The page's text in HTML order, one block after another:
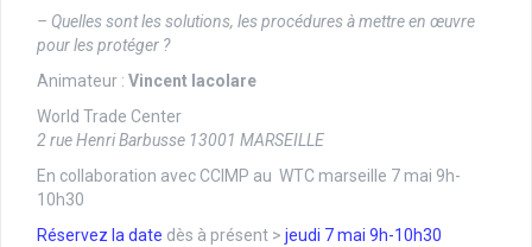
– Quelles sont les solutions, les procédures à mettre en œuvre
pour les protéger ?
Animateur : Vincent Iacolare
World Trade Center
2 rue Henri Barbusse 13001 MARSEILLE
En collaboration avec CCIMP au WTC marseille 7 mai 9h-
10h30
Réservez la date dès à présent > jeudi 7 mai 9h-10h30